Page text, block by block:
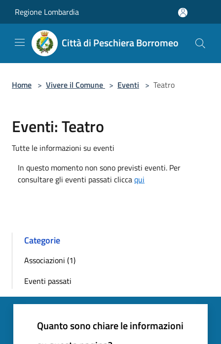
Regione Lombardia
Città di Peschiera Borromeo
Home > Vivere il Comune > Eventi > Teatro
Eventi: Teatro
Tutte le informazioni su eventi
In questo momento non sono previsti eventi. Per
consultare gli eventi passati cliccaqui
Categorie
Associazioni (1)
Eventi passati
Quanto sono chiare le informazioni